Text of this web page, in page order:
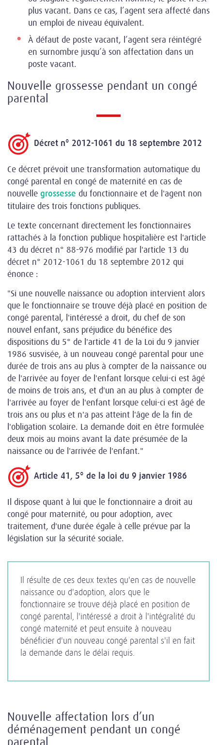
plus vacant. Dans ce cas, l’agent sera affecté dans
un emploi de niveau équivalent.
À défaut de poste vacant, l’agent sera réintégré
en surnombre jusqu’à son affectation dans un
poste vacant.
Nouvelle grossesse pendant un congé
parental
Décret n° 2012-1061 du 18 septembre 2012
Ce décret prévoit une transformation automatique du
congé parental en congé de maternité en cas de
nouvelle grossesse du fonctionnaire et de l'agent non
titulaire des trois fonctions publiques.
Le texte concernant directement les fonctionnaires
rattachés à la fonction publique hospitalière est l'article
43 du décret n° 88-976 modifié par l'article 13 du
décret n° 2012-1061 du 18 septembre 2012 qui
énonce :
"Si une nouvelle naissance ou adoption intervient alors
que le fonctionnaire se trouve déjà placé en position de
congé parental, l'intéressé a droit, du chef de son
nouvel enfant, sans préjudice du bénéfice des
dispositions du 5° de l'article 41 de la Loi du 9 janvier
1986 susvisée, à un nouveau congé parental pour une
durée de trois ans au plus à compter de la naissance ou
de l'arrivée au foyer de l'enfant lorsque celui-ci est âgé
de moins de trois ans, et d'un an au plus à compter de
l'arrivée au foyer de l'enfant lorsque celui-ci est âgé de
trois ans ou plus et n'a pas atteint l'âge de la fin de
l'obligation scolaire. La demande doit en être formulée
deux mois au moins avant la date présumée de la
naissance ou de l'arrivée de l'enfant."
Article 41, 5° de la loi du 9 janvier 1986
Il dispose quant à lui que le fonctionnaire a droit au
congé pour maternité, ou pour adoption, avec
traitement, d'une durée égale à celle prévue par la
législation sur la sécurité sociale.
Il résulte de ces deux textes qu'en cas de nouvelle
naissance ou d'adoption, alors que le
fonctionnaire se trouve déjà placé en position de
congé parental, l'intéressé a droit à l'intégralité du
congé maternité et peut ensuite à nouveau
bénéficier d'un nouveau congé parental s'il en fait
la demande dans le délai requis.
Nouvelle affectation lors d’un
déménagement pendant un congé
parental